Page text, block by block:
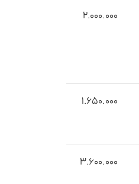
2.000.000
1.650.000
3.600.000